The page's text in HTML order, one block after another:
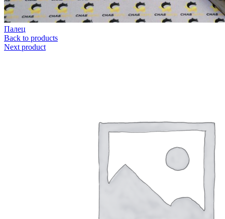
Палец
Back to products
Next product